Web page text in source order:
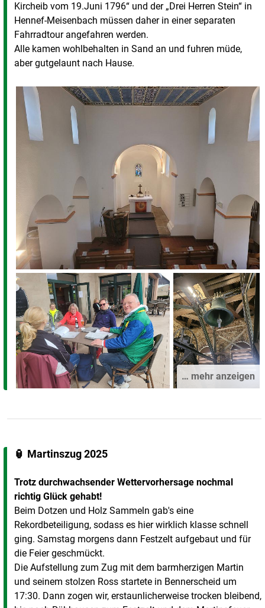
Kircheib vom 19.Juni 1796“ und der „Drei Herren Stein“ in
Hennef-Meisenbach müssen daher in einer separaten
Fahrradtour angefahren werden.
Alle kamen wohlbehalten in Sand an und fuhren müde,
aber gutgelaunt nach Hause.
… mehr anzeigen
🏮 Martinszug 2025
Trotz durchwachsender Wettervorhersage nochmal
richtig Glück gehabt!
Beim Dotzen und Holz Sammeln gab's eine
Rekordbeteiligung, sodass es hier wirklich klasse schnell
ging. Samstag morgens dann Festzelt aufgebaut und für
die Feier geschmückt.
Die Aufstellung zum Zug mit dem barmherzigen Martin
und seinem stolzen Ross startete in Bennerscheid um
17:30. Dann zogen wir, erstaunlicherweise trocken bleibend,